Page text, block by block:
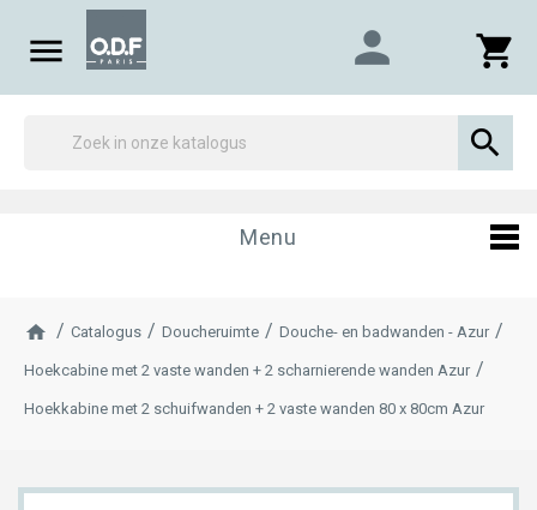
 shopping_cart
person

Menu
Catalogus Doucheruimte Douche- en badwanden - Azur
Hoekcabine met 2 vaste wanden + 2 scharnierende wanden Azur
Hoekkabine met 2 schuifwanden + 2 vaste wanden 80 x 80cm Azur